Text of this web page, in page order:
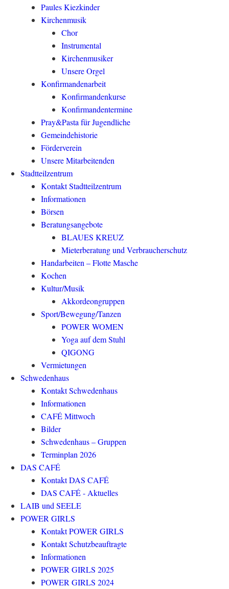
Paules Kiezkinder
Kirchenmusik
Chor
Instrumental
Kirchenmusiker
Unsere Orgel
Konfirmandenarbeit
Konfirmandenkurse
Konfirmandentermine
Pray&Pasta für Jugendliche
Gemeindehistorie
Förderverein
Unsere Mitarbeitenden
Stadtteilzentrum
Kontakt Stadtteilzentrum
Informationen
Börsen
Beratungsangebote
BLAUES KREUZ
Mieterberatung und Verbraucherschutz
Handarbeiten – Flotte Masche
Kochen
Kultur/Musik
Akkordeongruppen
Sport/Bewegung/Tanzen
POWER WOMEN
Yoga auf dem Stuhl
QIGONG
Vermietungen
Schwedenhaus
Kontakt Schwedenhaus
Informationen
CAFÉ Mittwoch
Bilder
Schwedenhaus – Gruppen
Terminplan 2026
DAS CAFÉ
Kontakt DAS CAFÉ
DAS CAFÉ - Aktuelles
LAIB und SEELE
POWER GIRLS
Kontakt POWER GIRLS
Kontakt Schutzbeauftragte
Informationen
POWER GIRLS 2025
POWER GIRLS 2024